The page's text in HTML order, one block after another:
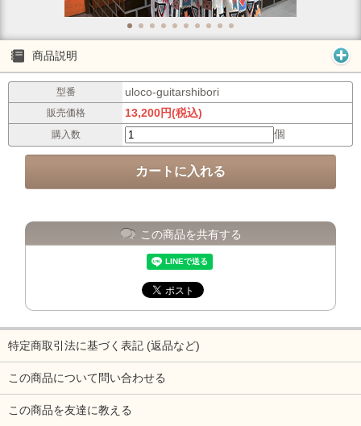
商品説明
型番 uloco-guitarshibori
販売価格 13,200円(税込)
購入数 個
この商品を共有する
特定商取引法に基づく表記 (返品など)
この商品について問い合わせる
この商品を友達に教える